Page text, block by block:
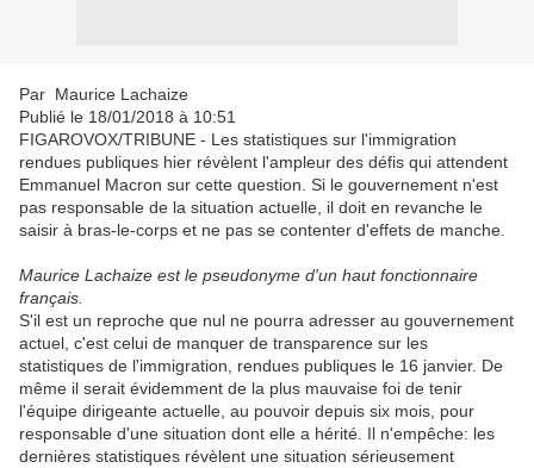
Par Maurice Lachaize
Publié le 18/01/2018 à 10:51
FIGAROVOX/TRIBUNE - Les statistiques sur l'immigration
rendues publiques hier révèlent l'ampleur des défis qui attendent
Emmanuel Macron sur cette question. Si le gouvernement n'est
pas responsable de la situation actuelle, il doit en revanche le
saisir à bras-le-corps et ne pas se contenter d'effets de manche.
Maurice Lachaize est le pseudonyme d'un haut fonctionnaire
français.
S'il est un reproche que nul ne pourra adresser au gouvernement
actuel, c'est celui de manquer de transparence sur les
statistiques de l'immigration, rendues publiques le 16 janvier. De
même il serait évidemment de la plus mauvaise foi de tenir
l'équipe dirigeante actuelle, au pouvoir depuis six mois, pour
responsable d'une situation dont elle a hérité. Il n'empêche: les
dernières statistiques révèlent une situation sérieusement